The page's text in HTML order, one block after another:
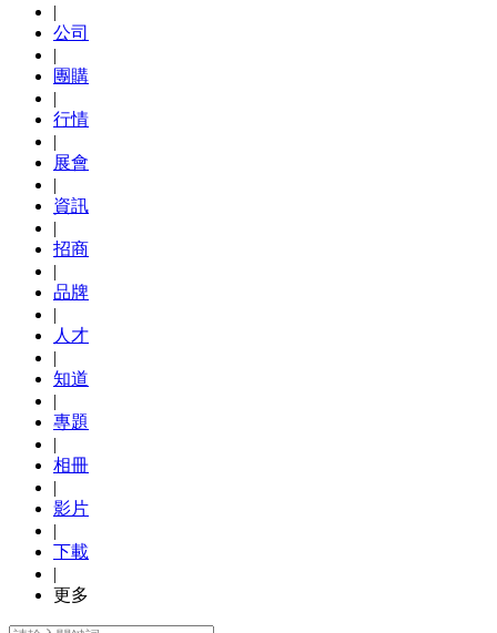
|
公司
|
團購
|
行情
|
展會
|
資訊
|
招商
|
品牌
|
人才
|
知道
|
專題
|
相冊
|
影片
|
下載
|
更多